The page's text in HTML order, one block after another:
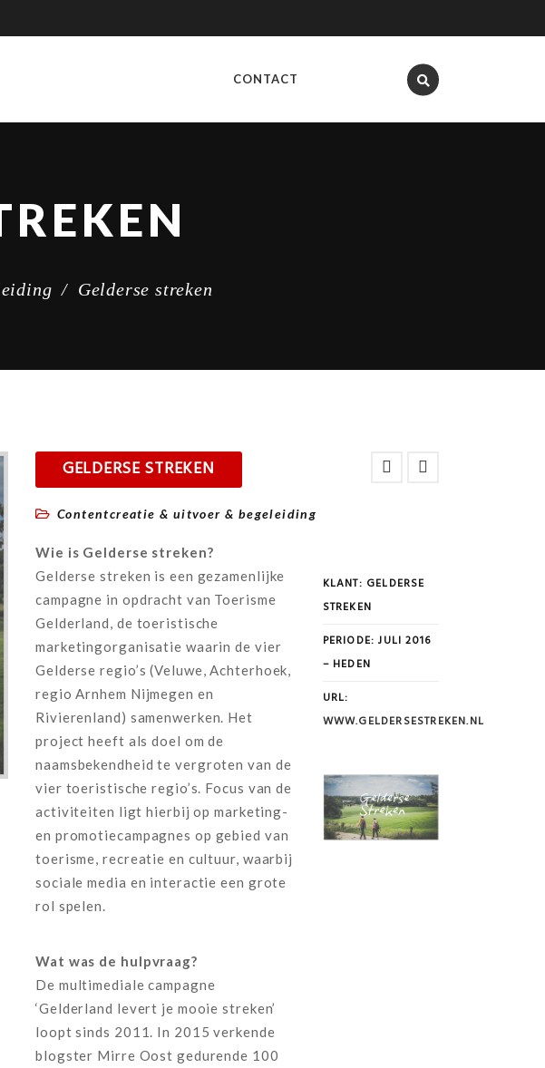
CONTACT
/ Gelderse streken
GELDERSE STREKEN
Contentcreatie & uitvoer & begeleiding
Wie is Gelderse streken?
Gelderse streken is een gezamenlijke
campagne in opdracht van Toerisme
Gelderland, de toeristische
marketingorganisatie waarin de vier
Gelderse regio’s (Veluwe, Achterhoek,
regio Arnhem Nijmegen en
Rivierenland) samenwerken. Het
project heeft als doel om de
naamsbekendheid te vergroten van de
vier toeristische regio’s. Focus van de
activiteiten ligt hierbij op marketing-
en promotiecampagnes op gebied van
toerisme, recreatie en cultuur, waarbij
sociale media en interactie een grote
rol spelen.
Wat was de hulpvraag?
De multimediale campagne
‘Gelderland levert je mooie streken’
loopt sinds 2011. In 2015 verkende
blogster Mirre Oost gedurende 100
KLANT: GELDERSE
STREKEN
PERIODE: JULI 2016
– HEDEN
URL:
WWW.GELDERSESTREKEN.NL